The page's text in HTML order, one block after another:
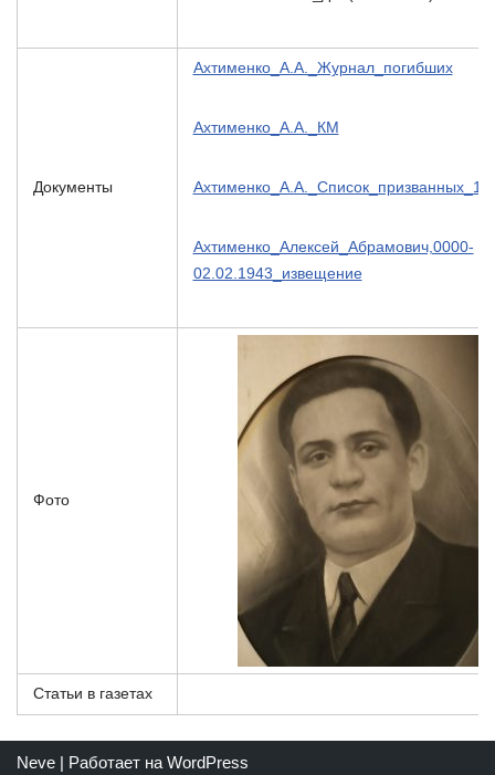
Документы
Ахтименко_А.А._Журнал_погибших
Ахтименко_А.А._КМ
Ахтименко_Алексей_Абрамович,0000-
02.02.1943_извещение
Фото
Статьи в газетах
Neve | Работает на WordPress